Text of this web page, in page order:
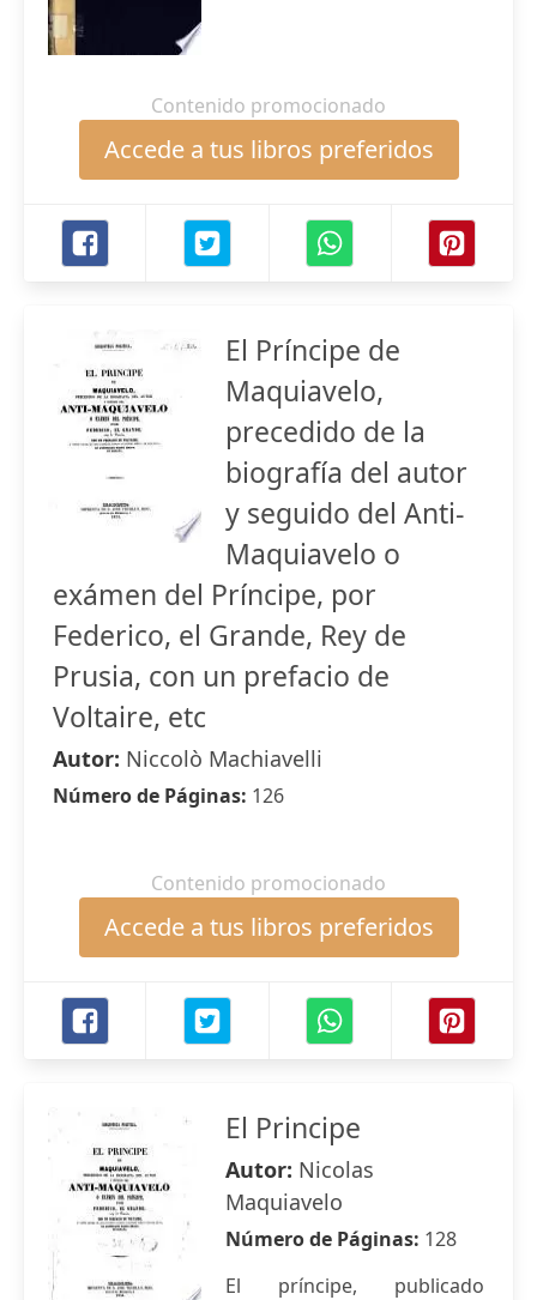
Contenido promocionado
Accede a tus libros preferidos
El Príncipe de
Maquiavelo,
precedido de la
biografía del autor
y seguido del Anti-
Maquiavelo o
exámen del Príncipe, por
Federico, el Grande, Rey de
Prusia, con un prefacio de
Voltaire, etc
Autor: Niccolò Machiavelli
Número de Páginas: 126
Contenido promocionado
Accede a tus libros preferidos
El Principe
Autor: Nicolas
Maquiavelo
Número de Páginas: 128
El príncipe, publicado